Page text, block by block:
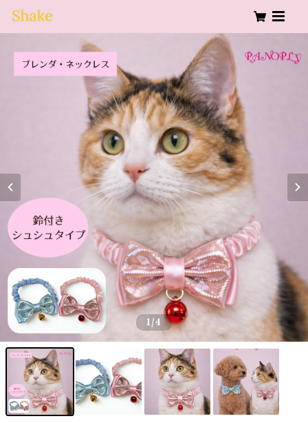
1/4